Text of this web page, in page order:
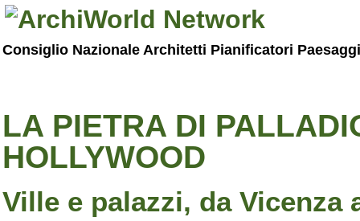
Consiglio Nazionale Architetti Pianificatori
LA PIETRA DI
HOLLYWOOD
Ville e palazzi, da Vicenza